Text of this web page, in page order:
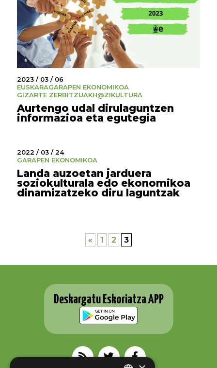
2023 / 03 / 06
EUSKARAGARAPEN EKONOMIKOA
GIZARTE ZERBITZUAKH@ZIKULTURA
Aurtengo udal dirulaguntzen
informazioa eta egutegia
2022 / 03 / 24
GARAPEN EKONOMIKOA
Landa auzoetan jarduera
soziokulturala edo ekonomikoa
dinamizatzeko diru laguntzak
« 1 2 3
Deskargatu Eskoriatza APP